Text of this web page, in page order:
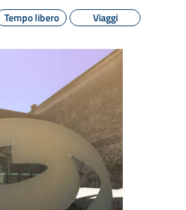
Tempo libero Viaggi